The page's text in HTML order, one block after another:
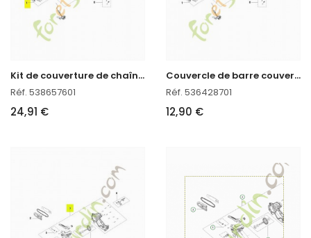
K
it de couverture de chaîne réf. 538657601
Réf. 538657601
24,91 €
C
ouvercle de barre couvercle de barre réf. 536428701
Réf. 536428701
12,90 €